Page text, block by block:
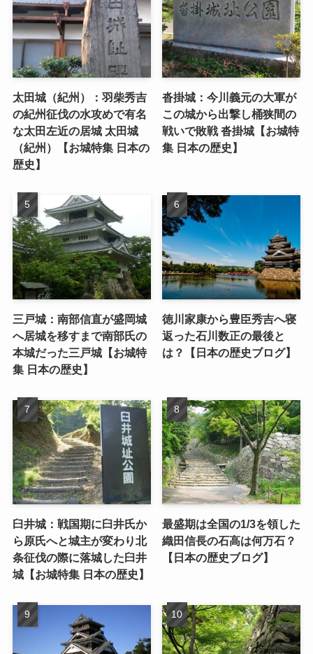
太田城（紀州）：羽柴秀吉
の紀州征伐の水攻めで有名
な太田左近の居城 太田城
（紀州）【お城特集 日本の
歴史】
沓掛城：今川義元の大軍が
この城から出撃し桶狭間の
戦いで敗戦 沓掛城【お城特
集 日本の歴史】
三戸城：南部信直が盛岡城
へ居城を移すまで南部氏の
本城だった三戸城【お城特
集 日本の歴史】
徳川家康から豊臣秀吉へ寝
返った石川数正の最後と
は？【日本の歴史ブログ】
臼井城：戦国期に臼井氏か
ら原氏へと城主が変わり北
条征伐の際に落城した臼井
城【お城特集 日本の歴史】
最盛期は全国の1/3を領した
織田信長の石高は何万石？
【日本の歴史ブログ】